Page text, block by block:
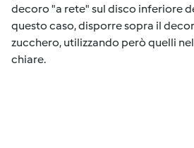
decoro "a rete" sul disco inferiore
questo caso, disporre sopra il
zucchero, utilizzando però quelli
chiare.